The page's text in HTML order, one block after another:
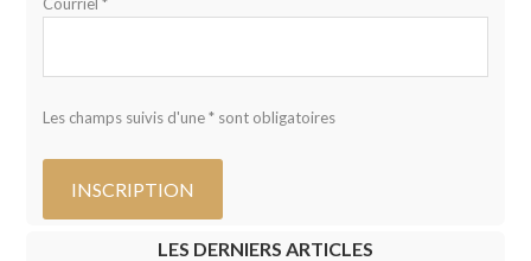
Les champs suivis d'une * sont obligatoires
LES DERNIERS ARTICLES